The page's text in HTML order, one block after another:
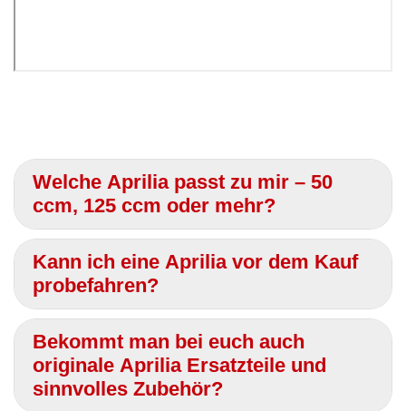
Welche Aprilia passt zu mir – 50
ccm, 125 ccm oder mehr?
Kann ich eine Aprilia vor dem Kauf
probefahren?
Bekommt man bei euch auch
originale Aprilia Ersatzteile und
sinnvolles Zubehör?